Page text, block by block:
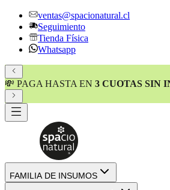
ventas@spacionatural.cl
Seguimiento
Tienda Física
Whatsapp
💸 PAGA HASTA EN 3 CUOTAS SIN
FAMILIA DE INSUMOS